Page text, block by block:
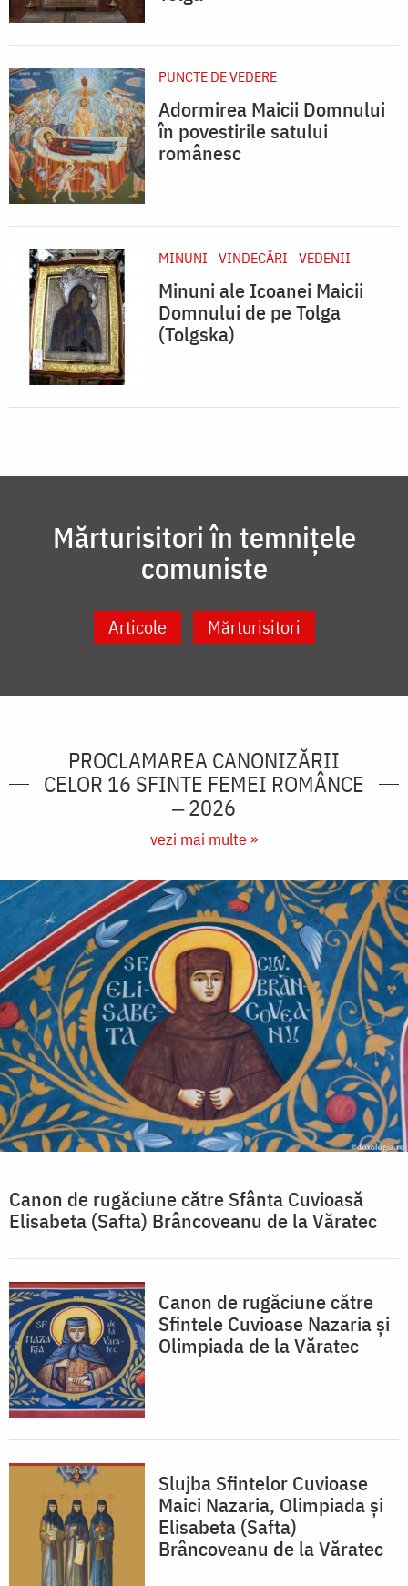
PUNCTE DE VEDERE
Adormirea Maicii Domnului
în povestirile satului
românesc
MINUNI - VINDECĂRI - VEDENII
Minuni ale Icoanei Maicii
Domnului de pe Tolga
(Tolgska)
Mărturisitori în temnițele
comuniste
Articole Mărturisitori
PROCLAMAREA CANONIZĂRII
CELOR 16 SFINTE FEMEI ROMÂNCE
‒ 2026
vezi mai multe »
Canon de rugăciune către Sfânta Cuvioasă
Elisabeta (Safta) Brâncoveanu de la Văratec
Canon de rugăciune către
Sfintele Cuvioase Nazaria și
Olimpiada de la Văratec
Slujba Sfintelor Cuvioase
Maici Nazaria, Olimpiada și
Elisabeta (Safta)
Brâncoveanu de la Văratec